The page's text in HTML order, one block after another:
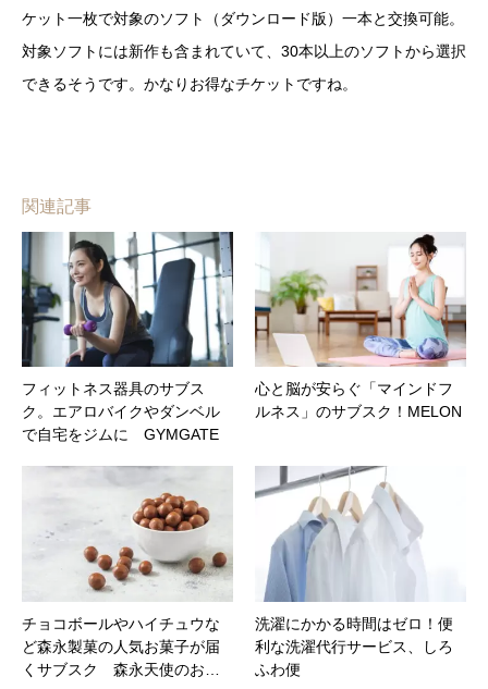
ケット一枚で対象のソフト（ダウンロード版）一本と交換可能。
対象ソフトには新作も含まれていて、30本以上のソフトから選択
できるそうです。かなりお得なチケットですね。
関連記事
フィットネス器具のサブス
ク。エアロバイクやダンベル
で自宅をジムに GYMGATE
心と脳が安らぐ「マインドフ
ルネス」のサブスク！MELON
チョコボールやハイチュウな
ど森永製菓の人気お菓子が届
くサブスク 森永天使のお…
洗濯にかかる時間はゼロ！便
利な洗濯代行サービス、しろ
ふわ便